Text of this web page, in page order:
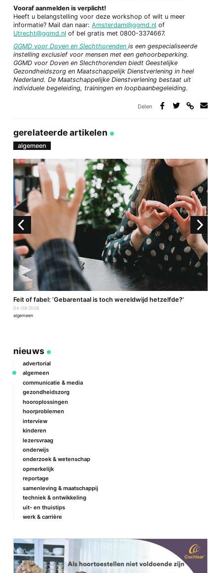
Vooraf aanmelden is verplicht!
Heeft u belangstelling voor deze workshop of wilt u meer
informatie? Mail dan naar: Amsterdam@ggmd.nl of
Utrecht@ggmd.nl of bel gratis met 0800-3374667.
GGMD voor Doven en Slechthorenden is een gespecialiseerde
instelling exclusief voor mensen met een gehoorbeperking.
GGMD voor Doven en Slechthorenden biedt Geestelijke
Gezondheidszorg en Maatschappelijk Dienstverlening in heel
Nederland. De Maatschappelijke Dienstverlening bestaat uit
individuele begeleiding, trainingen en loopbaanbegeleiding.
Delen
gerelateerde artikelen
algemeen
Feit of fabel: ‘Gebarentaal is toch wereldwijd hetzelfde?’
04-08-2026
algemeen
nieuws
advertorial
algemeen
communicatie & media
gezondheidszorg
hooroplossingen
hoorproblemen
interview
kinderen
lezersvraag
onderwijs
onderzoek & wetenschap
opmerkelijk
reportage
samenleving & maatschappij
techniek & ontwikkeling
uit- en thuistips
werk & carrière